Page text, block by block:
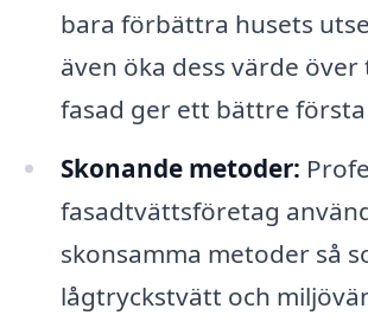
bara förbättra husets
även öka dess värde över
fasad ger ett bättre
Skonande metoder:
fasadtvättsföretag
skonsamma metoder så
lågtryckstvätt och